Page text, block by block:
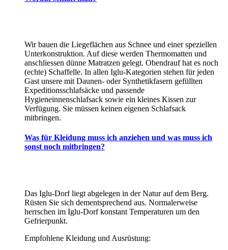
Wir bauen die Liegeflächen aus Schnee und einer speziellen
Unterkonstruktion. Auf diese werden Thermomatten und
anschliessen dünne Matratzen gelegt. Obendrauf hat es noch
(echte) Schaffelle. In allen Iglu-Kategorien stehen für jeden
Gast unsere mit Daunen- oder Synthetikfasern gefüllten
Expeditionsschlafsäcke und passende
Hygieneinnenschlafsack sowie ein kleines Kissen zur
Verfügung. Sie müssen keinen eigenen Schlafsack
mitbringen.
Was für Kleidung muss ich anziehen und was muss ich
sonst noch mitbringen?
Das Iglu-Dorf liegt abgelegen in der Natur auf dem Berg.
Rüsten Sie sich dementsprechend aus. Normalerweise
herrschen im Iglu-Dorf konstant Temperaturen um den
Gefrierpunkt.
Empfohlene Kleidung und Ausrüstung: